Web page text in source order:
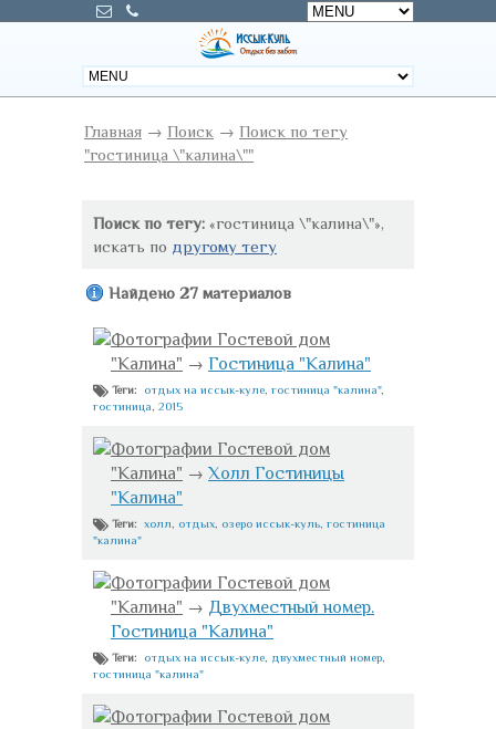
Главная → Поиск → Поиск по тегу
"гостиница \"калина\""
Поиск по тегу: «гостиница \"калина\"»,
искать по другому тегу
Найдено 27 материалов
Фотографии Гостевой дом
"Калина" → Гостиница "Калина"
Теги: отдых на иссык-куле гостиница "калина",
гостиница 2015
Фотографии Гостевой дом
"Калина" → Холл Гостиницы
"Калина"
Теги: холл отдых озеро иссык-куль гостиница
"калина"
Фотографии Гостевой дом
"Калина" → Двухместный номер.
Гостиница "Калина"
Теги: отдых на иссык-куле двухместный номер
гостиница "калина"
Фотографии Гостевой дом